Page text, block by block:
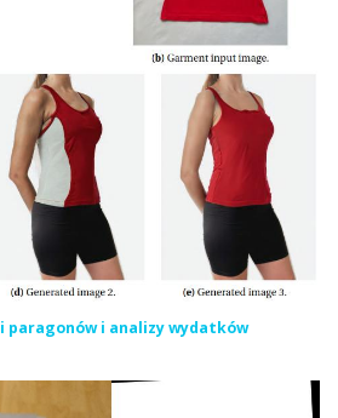
paragonów i analizy wydatków